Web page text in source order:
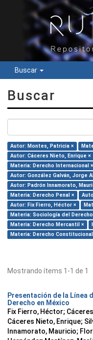
Buscar
Buscar
Autor: Montes, Patricia ×
Autor: Cáceres Nieto, Enrique ×
Materia: Derecho Internacional ×
Autor: González Galván, Jorge
Autor: Padrón Innamorato,
Materia: Derecho Penal ×
Autor: Fix Fierro, Héctor ×
Materia: Sociología del
Materia: Derecho Mercantil ×
Materia: Derecho
Mostrando ítems 1-1 de 1
Presentación de la Línea
Derecho en México
Fix Fierro, Héctor;
Cáceres Nieto, Enrique;
Innamorato, Mauricio;